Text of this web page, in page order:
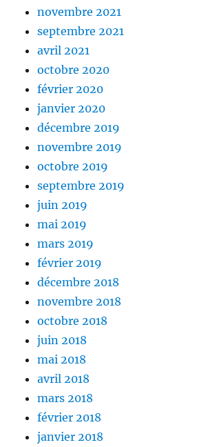
novembre 2021
septembre 2021
avril 2021
octobre 2020
février 2020
janvier 2020
décembre 2019
novembre 2019
octobre 2019
septembre 2019
juin 2019
mai 2019
mars 2019
février 2019
décembre 2018
novembre 2018
octobre 2018
juin 2018
mai 2018
avril 2018
mars 2018
février 2018
janvier 2018